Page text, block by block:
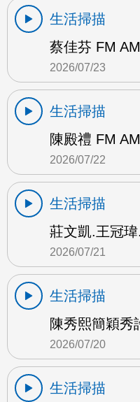
生活掃描
蔡佳芬 FM AM
2026/07/23
生活掃描
陳殿禮 FM AM
2026/07/22
生活掃描
莊文凱.王冠
2026/07/21
生活掃描
陳秀熙簡穎
2026/07/20
生活掃描